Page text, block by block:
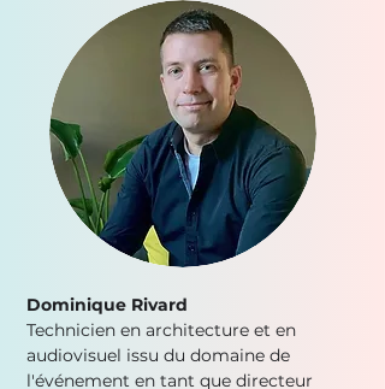
Dominique Rivard
Technicien en architecture et en
audiovisuel issu du domaine de
l'événement en tant que directeur